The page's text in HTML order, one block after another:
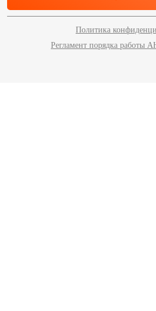
Политика
Регламент порядка работы